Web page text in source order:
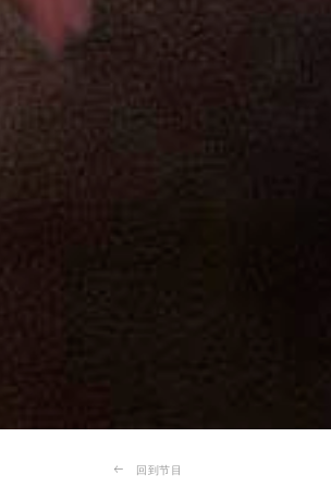
回到节目